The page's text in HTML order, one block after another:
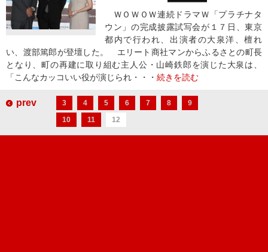
ＷＯＷＯＷ連続ドラマＷ「プラチナタ
ウン」の完成披露試写会が１７日、東京
都内で行われ、出演者の大泉洋、檀れ
い、渡部篤郎が登壇した。 エリート商社マンからふるさとの町長
となり、町の再建に取り組む主人公・山崎鉄郎を演じた大泉は、
「こんなカッコいい役が演じられ・・・ 続きを読む
prev 3 4 5 6 7 8
9
10
11 12